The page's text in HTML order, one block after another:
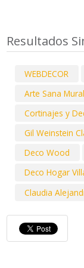
Resultados
WEBDECOR
Arte Sana
Cortinajes y
Gil Weinstein
Deco Wood
Deco Hogar
Claudia